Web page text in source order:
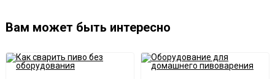
Вам может быть интересно